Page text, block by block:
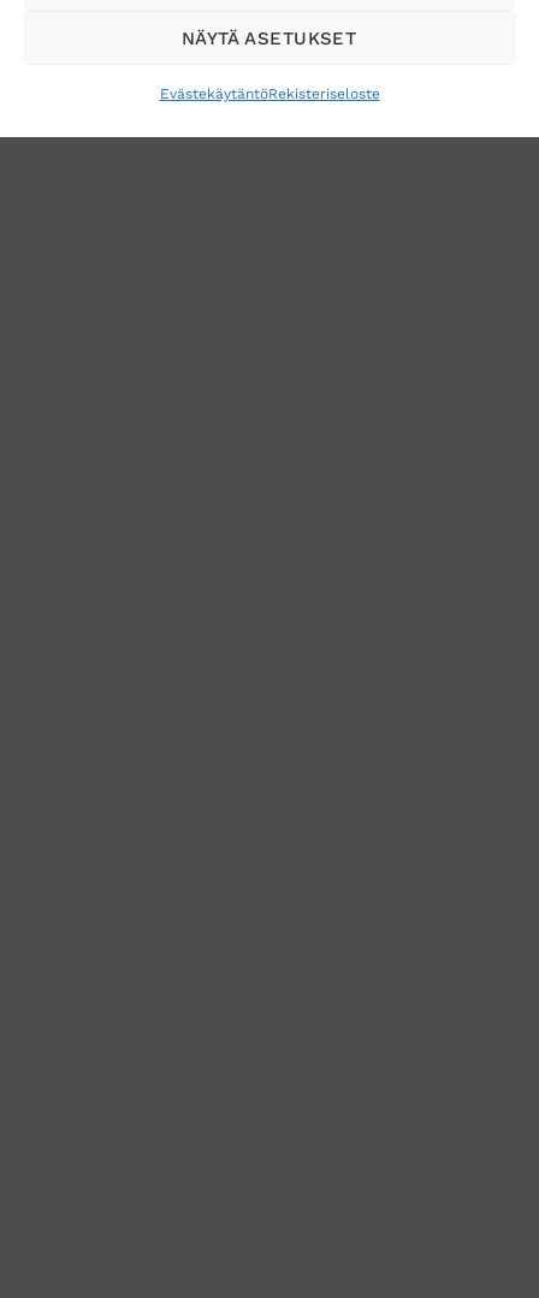
NÄYTÄ ASETUKSET
EvästekäytäntöRekisteriseloste